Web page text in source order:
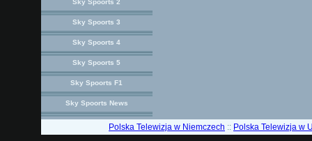
Sky Spoorts 2
Sky Spoorts 3
Sky Spoorts 4
Sky Spoorts 5
Sky Spoorts F1
Sky Spoorts News
Polska Telewizja w Niemczech :: Polska Telewizja w